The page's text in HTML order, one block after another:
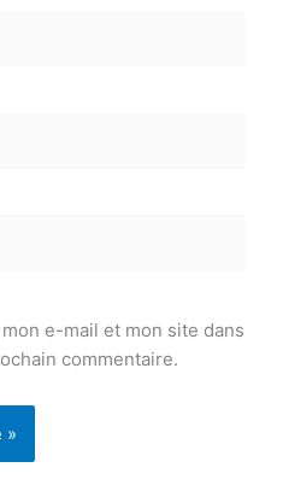
e-mail et mon site dans
commentaire.